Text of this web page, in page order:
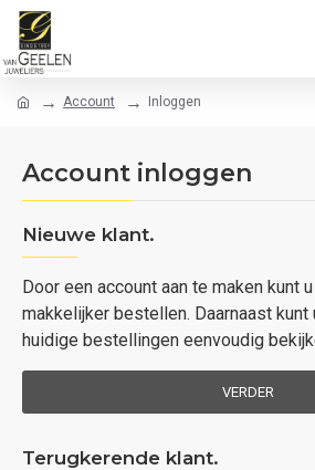
Account Inloggen
Account inloggen
Nieuwe klant.
Door een account aan te maken kunt
makkelijker bestellen. Daarnaast kunt
huidige bestellingen eenvoudig
VERDER
Terugkerende klant.